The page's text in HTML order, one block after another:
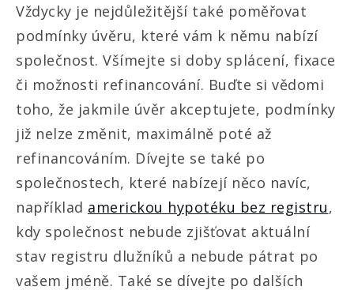
Vždycky je nejdůležitější také poměřovat
podmínky úvěru, které vám k němu nabízí
společnost. Všímejte si doby splácení, fixace
či možnosti refinancování. Buďte si vědomi
toho, že jakmile úvěr akceptujete, podmínky
již nelze změnit, maximálně poté až
refinancováním. Dívejte se také po
společnostech, které nabízejí něco navíc,
například americkou hypotéku bez registru,
kdy společnost nebude zjišťovat aktuální
stav registru dlužníků a nebude pátrat po
vašem jméně. Také se dívejte po dalších